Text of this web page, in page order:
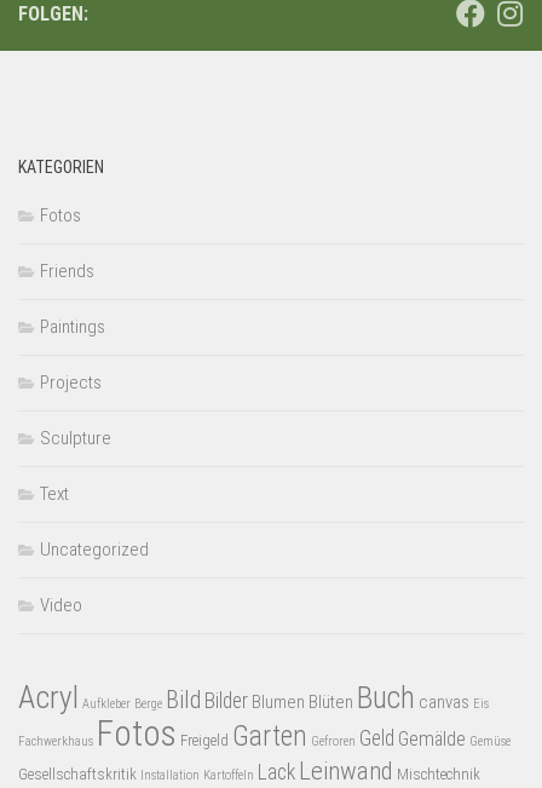
FOLGEN:
KATEGORIEN
Fotos
Friends
Paintings
Projects
Sculpture
Text
Uncategorized
Video
Acryl Aufkleber Berge Bild Bilder Blumen Blüten Buch canvas Eis
Fachwerkhaus Fotos Freigeld Garten Gefroren Geld Gemälde Gemüse
Gesellschaftskritik Installation Kartoffeln Lack Leinwand Mischtechnik